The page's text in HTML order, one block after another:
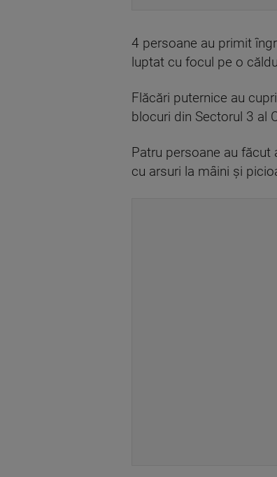
4 persoane au primit
luptat cu focul pe o
Flăcări puternice au
blocuri din Sectorul 3 al
Patru persoane au
cu arsuri la mâini și